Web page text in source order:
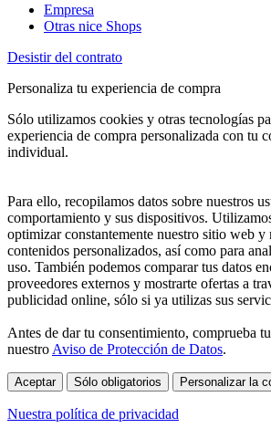
Empresa
Otras nice Shops
Desistir del contrato
Personaliza tu experiencia de compra
Sólo utilizamos cookies y otras tecnologías
experiencia de compra personalizada con tu
individual.
Para ello, recopilamos datos sobre nuestros
comportamiento y sus dispositivos.
optimizar constantemente nuestro sitio web
contenidos personalizados, así como para
uso. También podemos comparar tus datos
proveedores externos y mostrarte ofertas a
publicidad online, sólo si ya utilizas sus
Antes de dar tu consentimiento, comprueba
nuestro Aviso de Protección de Datos.
Aceptar Sólo obligatorios Personalizar la
Nuestra política de privacidad